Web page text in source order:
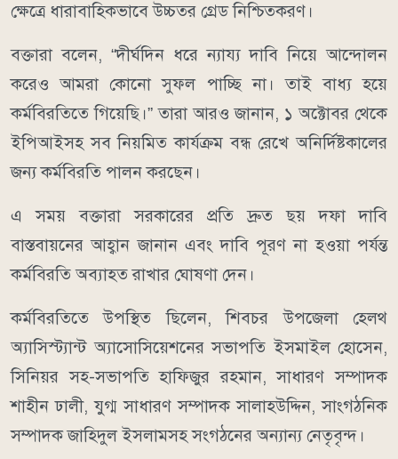
ক্ষেত্রে ধারাবাহিকভাবে উচ্চতর গ্রেড নিশ্চিতকরণ।
বক্তারা বলেন, “দীর্ঘদিন ধরে ন্যায্য দাবি নিয়ে আন্দোলন
করেও আমরা কোনো সুফল পাচ্ছি না। তাই বাধ্য হয়ে
কর্মবিরতিতে গিয়েছি।” তারা আরও জানান, ১ অক্টোবর থেকে
ইপিআইসহ সব নিয়মিত কার্যক্রম বন্ধ রেখে অনির্দিষ্টকালের
জন্য কর্মবিরতি পালন করছেন।
এ সময় বক্তারা সরকারের প্রতি দ্রুত ছয় দফা দাবি
বাস্তবায়নের আহ্বান জানান এবং দাবি পূরণ না হওয়া পর্যন্ত
কর্মবিরতি অব্যাহত রাখার ঘোষণা দেন।
কর্মবিরতিতে উপস্থিত ছিলেন, শিবচর উপজেলা হেলথ
অ্যাসিস্ট্যান্ট অ্যাসোসিয়েশনের সভাপতি ইসমাইল হোসেন,
সিনিয়র সহ-সভাপতি হাফিজুর রহমান, সাধারণ সম্পাদক
শাহীন ঢালী, যুগ্ম সাধারণ সম্পাদক সালাহউদ্দিন, সাংগঠনিক
সম্পাদক জাহিদুল ইসলামসহ সংগঠনের অন্যান্য নেতৃবৃন্দ।